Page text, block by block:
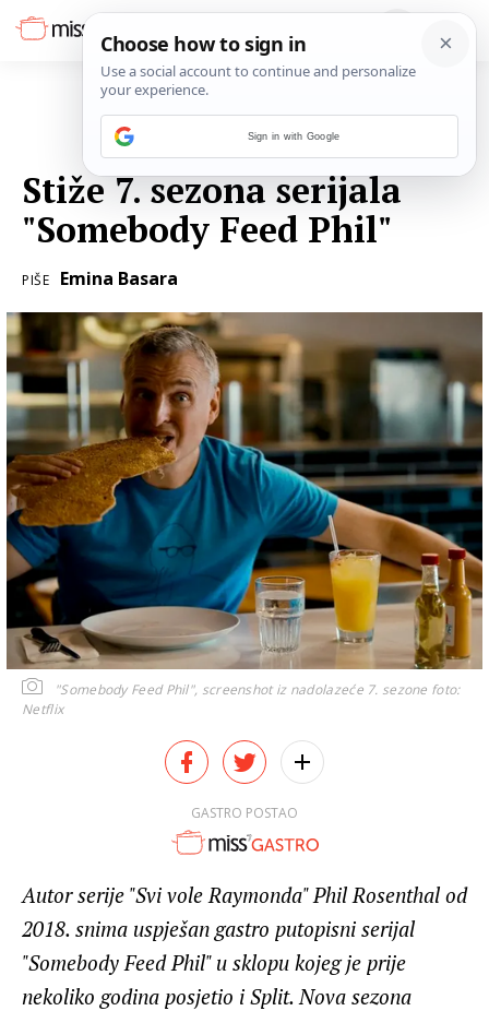
Stiže 7. sezona serijala
"Somebody Feed Phil"
PIŠE Emina Basara
"Somebody Feed Phil", screenshot iz nadolazeće 7. sezone foto:
Netflix
GASTRO POSTAO
Autor serije "Svi vole Raymonda" Phil Rosenthal od
2018. snima uspješan gastro putopisni serijal
"Somebody Feed Phil" u sklopu kojeg je prije
nekoliko godina posjetio i Split. Nova sezona
Sign in with Google